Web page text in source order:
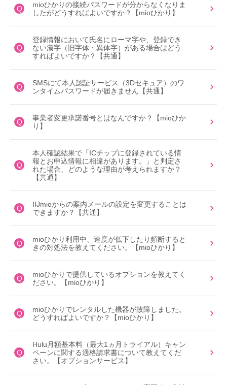
Q
mioひかりの接続パスワードが分からなくなりま
したがどうすればよいですか？【mioひかり】
Q
登録情報において氏名にローマ字や、登録でき
ない漢字（旧字体・異体字）がある場合はどう
すればよいですか？【共通】
Q
SMSにて本人認証サービス（3Dセキュア）のワ
ンタイムパスワードが届きません【共通】
Q
事業者変更承諾番号とはなんですか？【mioひか
り】
Q
本人確認結果で「ICチップに登録されている情
報とお申込情報に相違があります。」と判定さ
れた場合、どのような理由が考えられますか？
【共通】
Q
IIJmioからの案内メールの設定を変更することは
できますか？【共通】
Q
mioひかり利用中、速度が低下したり頻断すると
きの対処法を教えてください。【mioひかり】
Q
mioひかりで提供しているオプションを教えてく
ださい。【mioひかり】
Q
mioひかりでレンタルした機器が故障しました。
どうすればよいですか？【mioひかり】
Q
Hulu月額基本料（最大1ヵ月トライアル）キャン
ペーンに関する適格請求書について教えてくだ
さい。【オプションサービス】